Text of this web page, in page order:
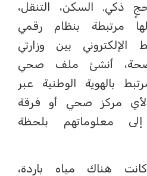
ذكي. السكن، التنقل،
مرتبطة بنظام رقمي
بين وزارتي
أنشئ ملف صحي
بالهوية الوطنية عبر
لأي مركز صحي أو فرقة
معلوماتهم بلحظة
هناك مياه باردة،